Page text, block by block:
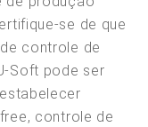
se de que
controle de
Soft pode ser
controle de